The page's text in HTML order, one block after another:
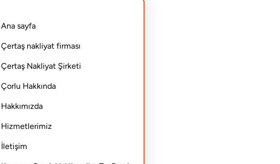
Ana sayfa
Çertaş nakliyat firması
Çertaş Nakliyat Şirketi
Çorlu Hakkında
Hakkımızda
Hizmetlerimiz
İletişim